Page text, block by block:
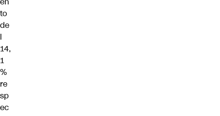
to
de
l
14,
1
%
re
sp
ec